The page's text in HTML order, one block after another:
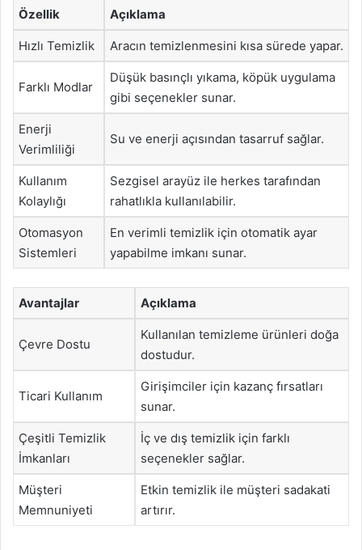
Özellik Açıklama
Hızlı Temizlik Aracın temizlenmesini kısa sürede yapar.
Farklı Modlar
Düşük basınçlı yıkama, köpük uygulama
gibi seçenekler sunar.
Enerji
Verimliliği
Su ve enerji açısından tasarruf sağlar.
Kullanım
Kolaylığı
Sezgisel arayüz ile herkes tarafından
rahatlıkla kullanılabilir.
Otomasyon
Sistemleri
En verimli temizlik için otomatik ayar
yapabilme imkanı sunar.
Avantajlar Açıklama
Çevre Dostu
Kullanılan temizleme ürünleri doğa
dostudur.
Ticari Kullanım
Girişimciler için kazanç fırsatları
sunar.
Çeşitli Temizlik
İmkanları
İç ve dış temizlik için farklı
seçenekler sağlar.
Müşteri
Memnuniyeti
Etkin temizlik ile müşteri sadakati
artırır.